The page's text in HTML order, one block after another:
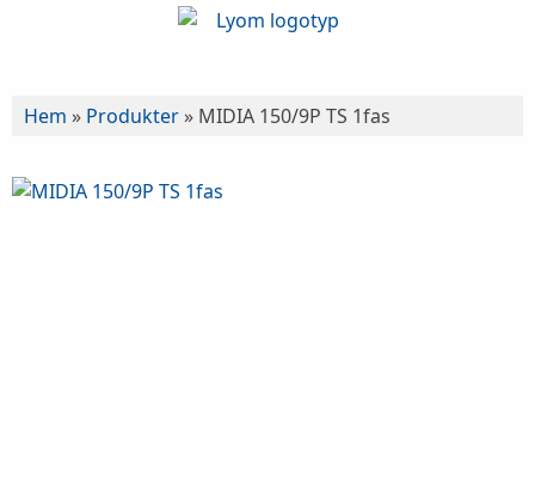
Hem » Produkter » MIDIA 150/9P TS 1fas